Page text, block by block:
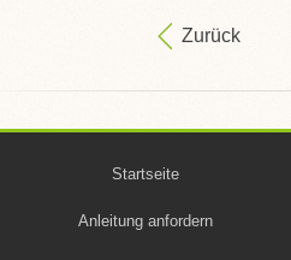
Zurück
Startseite
Anleitung anfordern